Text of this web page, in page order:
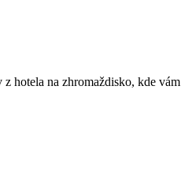
hotela na zhromaždisko, kde